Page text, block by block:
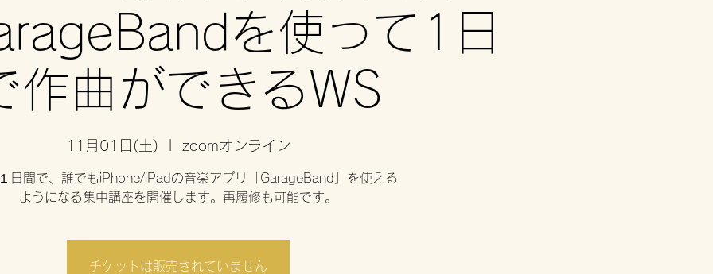
を使って1日
作曲ができるWS
11月01日(土) zoomオンライン
日間で、誰でもiPhone/iPadの音楽アプリ「GarageBand」を使える
ようになる集中講座を開催します。再履修も可能です。
チケットは販売されていません